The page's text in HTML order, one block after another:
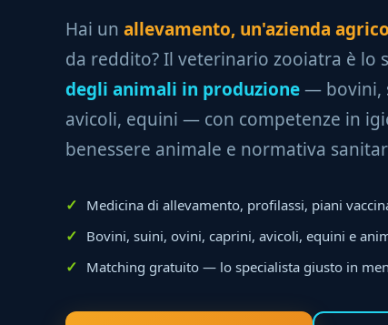
Hai un allevamento, un'azienda
da reddito? Il veterinario zooiatra è lo
degli animali in produzione— bovini,
avicoli, equini — con competenze in
benessere animale e normativa
Medicina di allevamento, profilassi, piani
Bovini, suini, ovini, caprini, avicoli, equini e
Matching gratuito — lo specialista giusto in